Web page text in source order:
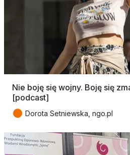
Nie boję się wojny. Boję się
[podcast]
● Dorota Setniewska, ngo.pl